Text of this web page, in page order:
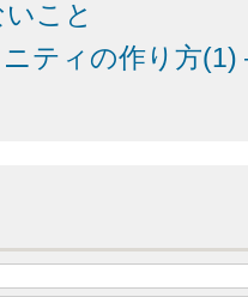
こと
ティの作り方